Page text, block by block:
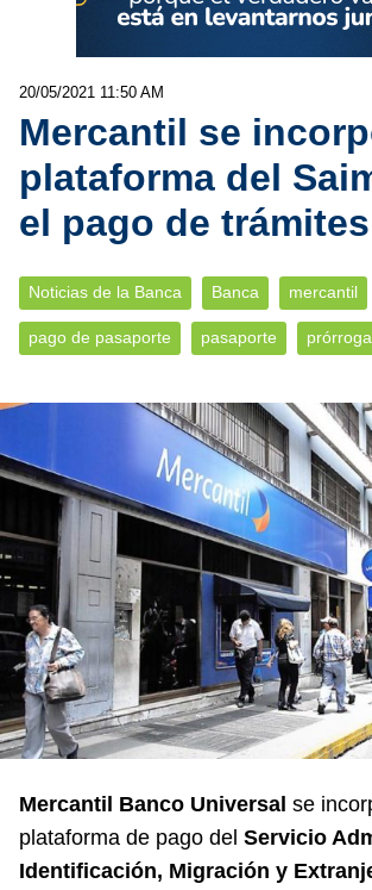
20/05/2021 11:50 AM
Mercantil se
plataforma del
el pago de trámites
Noticias de la Banca Banca mercantil
pago de pasaporte pasaporte prórroga
Mercantil Banco Universal se
plataforma de pago del Servicio
Identificación, Migración y